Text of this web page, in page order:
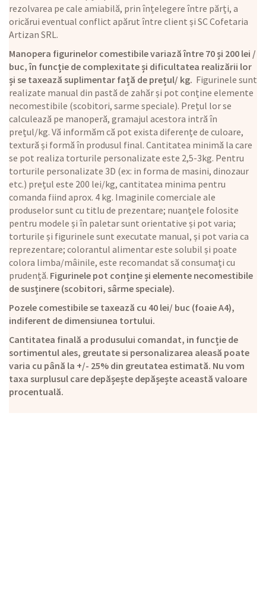
rezolvarea pe cale amiabilă, prin înțelegere între părți, a
oricărui eventual conflict apărut între client și SC Cofetaria
Artizan SRL.
Manopera figurinelor comestibile variază între 70 și 200 lei /
buc, în funcție de complexitate și dificultatea realizării lor
și se taxează suplimentar față de prețul/ kg. Figurinele sunt
realizate manual din pastă de zahăr și pot conține elemente
necomestibile (scobitori, sarme speciale). Prețul lor se
calculează pe manoperă, gramajul acestora intră în
prețul/kg. Vă informăm că pot exista diferențe de culoare,
textură și formă în produsul final. Cantitatea minimă la care
se pot realiza torturile personalizate este 2,5-3kg. Pentru
torturile personalizate 3D (ex: in forma de masini, dinozaur
etc.) prețul este 200 lei/kg, cantitatea minima pentru
comanda fiind aprox. 4 kg. Imaginile comerciale ale
produselor sunt cu titlu de prezentare; nuanțele folosite
pentru modele și în paletar sunt orientative și pot varia;
torturile și figurinele sunt executate manual, și pot varia ca
reprezentare; colorantul alimentar este solubil și poate
colora limba/mâinile, este recomandat să consumați cu
prudență. Figurinele pot conține și elemente necomestibile
de susținere (scobitori, sârme speciale).
Pozele comestibile se taxează cu 40 lei/ buc (foaie A4),
indiferent de dimensiunea tortului.
Cantitatea finală a produsului comandat, in funcție de
sortimentul ales, greutate si personalizarea aleasă poate
varia cu până la +/- 25% din greutatea estimată. Nu vom
taxa surplusul care depășește depășește această valoare
procentuală.